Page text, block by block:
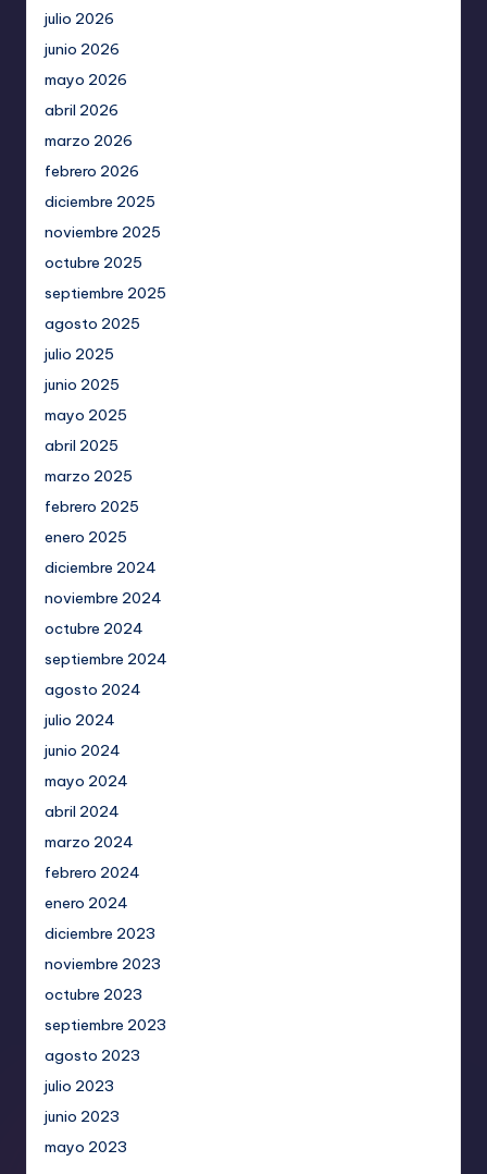
julio 2026
junio 2026
mayo 2026
abril 2026
marzo 2026
febrero 2026
diciembre 2025
noviembre 2025
octubre 2025
septiembre 2025
agosto 2025
julio 2025
junio 2025
mayo 2025
abril 2025
marzo 2025
febrero 2025
enero 2025
diciembre 2024
noviembre 2024
octubre 2024
septiembre 2024
agosto 2024
julio 2024
junio 2024
mayo 2024
abril 2024
marzo 2024
febrero 2024
enero 2024
diciembre 2023
noviembre 2023
octubre 2023
septiembre 2023
agosto 2023
julio 2023
junio 2023
mayo 2023